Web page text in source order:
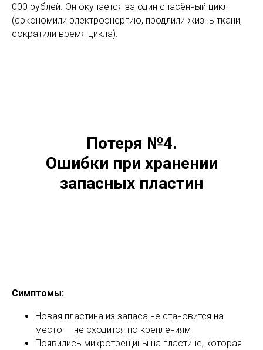
000 рублей. Он окупается за один спасённый цикл
(сэкономили электроэнергию, продлили жизнь ткани,
сократили время цикла).
Потеря №4.
Ошибки при хранении
запасных пластин
Симптомы:
Новая пластина из запаса не становится на
место — не сходится по креплениям
Появились микротрещины на пластине, которая